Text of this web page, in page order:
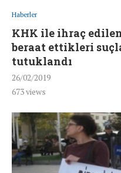
Haberler
KHK ile ihraç
beraat ettikleri
tutuklandı
26/02/2019
673views